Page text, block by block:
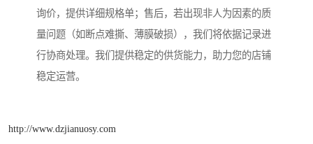
询价，提供详细规格单；售后，若出现非人为因素的质
量问题（如断点难撕、薄膜破损），我们将依据记录进
行协商处理。我们提供稳定的供货能力，助力您的店铺
稳定运营。
http://www.dzjianuosy.com